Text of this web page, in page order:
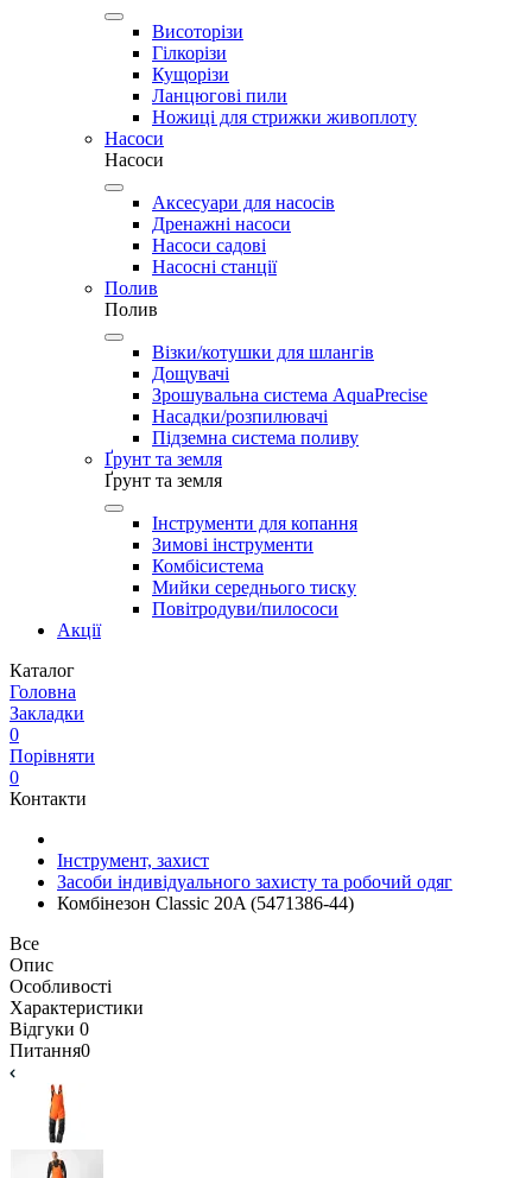
Висоторізи
Гілкорізи
Кущорізи
Ланцюгові пили
Ножиці для стрижки живоплоту
Насоси
Насоси
Аксесуари для насосів
Дренажні насоси
Насоси садові
Насосні станції
Полив
Полив
Візки/котушки для шлангів
Дощувачі
Зрошувальна система AquaPrecise
Насадки/розпилювачі
Підземна система поливу
Ґрунт та земля
Ґрунт та земля
Інструменти для копання
Зимові інструменти
Комбісистема
Мийки середнього тиску
Повітродуви/пилососи
Акції
Каталог
Головна
Закладки
0
Порівняти
0
Контакти
Інструмент, захист
Засоби індивідуального захисту та робочий одяг
Комбінезон Classic 20A (5471386-44)
Все
Опис
Особливості
Характеристики
Відгуки 0
Питання0